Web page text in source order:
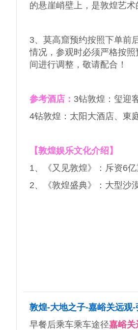
的悬崖峭壁上，是敦煌艺
3、莫高窟预约按照下单前
情况，参观时必须严格按
间进行调整，敬请配合！
参考酒店： 3钻敦煌：玺迎
4钻敦煌：太阳大酒店、東
【敦煌娱乐文化介绍】
1、《又见敦煌》：斥资6
2、《敦煌盛典》：大型沙
敦煌-大地之子-嘉峪关远观
早餐后乘车乘车途径嘉峪关